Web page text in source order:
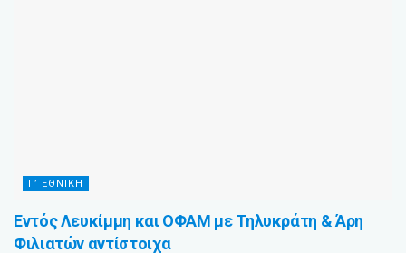
Γ’ ΕΘΝΙΚΗ
Εντός Λευκίμμη και ΟΦΑΜ με Τηλυκράτη & Άρη
Φιλιατών αντίστοιχα